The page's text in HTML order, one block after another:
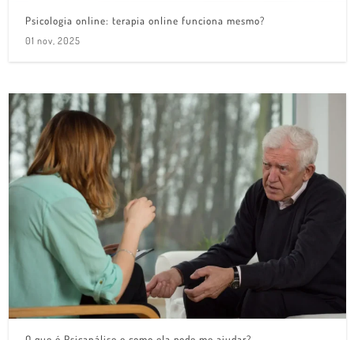
Psicologia online: terapia online funciona mesmo?
01 nov, 2025